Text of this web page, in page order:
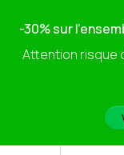
-30% sur
Attention risque